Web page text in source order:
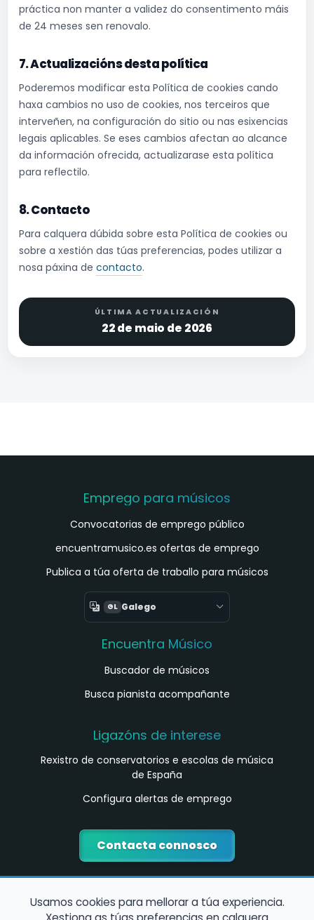
práctica non manter a validez do consentimento máis
de 24 meses sen renovalo.
7. Actualizacións desta política
Poderemos modificar esta Política de cookies cando
haxa cambios no uso de cookies, nos terceiros que
interveñen, na configuración do sitio ou nas esixencias
legais aplicables. Se eses cambios afectan ao alcance
da información ofrecida, actualizarase esta política
para reflectilo.
8. Contacto
Para calquera dúbida sobre esta Política de cookies ou
sobre a xestión das túas preferencias, podes utilizar a
nosa páxina de contacto.
ÚLTIMA ACTUALIZACIÓN
22 de maio de 2026
Emprego para músicos
Convocatorias de emprego público
encuentramusico.es ofertas de emprego
Publica a túa oferta de traballo para músicos
GL Galego
Encuentra Músico
Buscador de músicos
Busca pianista acompañante
Ligazóns de interese
Rexistro de conservatorios e escolas de música
de España
Configura alertas de emprego
Contacta connosco
Usamos cookies para mellorar a túa experiencia.